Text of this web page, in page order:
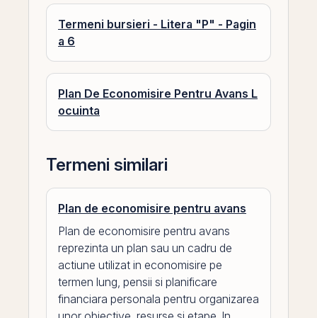
Termeni bursieri - Litera "P" - Pagin
a 6
Plan De Economisire Pentru Avans L
ocuinta
Termeni similari
Plan de economisire pentru avans
Plan de economisire pentru avans
reprezinta un plan sau un cadru de
actiune utilizat in economisire pe
termen lung, pensii si planificare
financiara personala pentru organizarea